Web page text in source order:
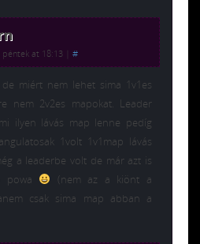
péntek at 18:13 #
miért nem lehet sima 1v1es
nem 2v2es mapokat. Leader
ilyen lávás map lenne pedíg
1volt 1v1map lávás
a leaderbe volt de már azt is
powa
(nem az a kiönt a
csak sima map abban a